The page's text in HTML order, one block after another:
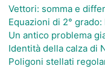
Vettori: somma e
Equazioni di 2°
Un antico problema
Identità della calza di
Poligoni stellati